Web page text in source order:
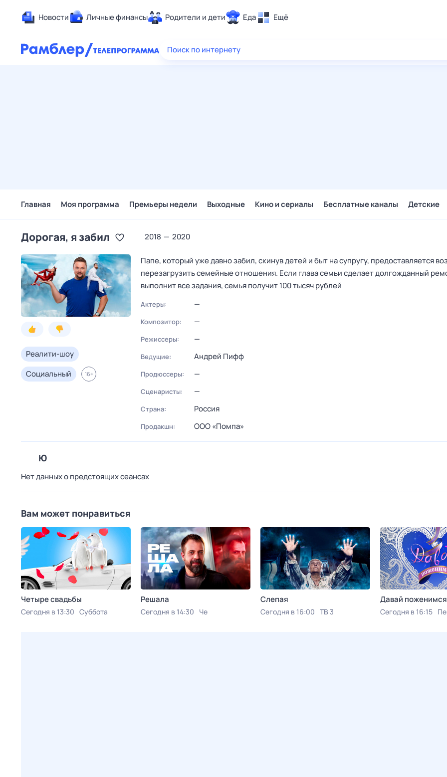
Новости Личные финансы Родители и дети Еда Ещё
Здоровье
Поиск по интернету
Главная Моя программа Премьеры недели Выходные Кино и сериалы Бесплатные каналы Детские
Дорогая, я забил 2018 — 2020
Реалити-шоу
Социальный
16+
Папе, который уже давно забил, скинув детей и быт на супругу, предоставляется
перезагрузить семейные отношения. Если глава семьи сделает долгожданный
выполнит все задания, семья получит 100 тысяч рублей
Актеры: —
Композитор: —
Режиссеры: —
Ведущие: Андрей Пифф
Продюссеры: —
Сценаристы: —
Страна: Россия
Продакшн: ООО «Помпа»
Ю
Нет данных о предстоящих сеансах
Вам может понравиться
Четыре свадьбы
Сегодня в 13:30 Суббота
Решала
Сегодня в 14:30 Че
Слепая
Сегодня в 16:00 ТВ 3
Давай
Сегодня в 16:15